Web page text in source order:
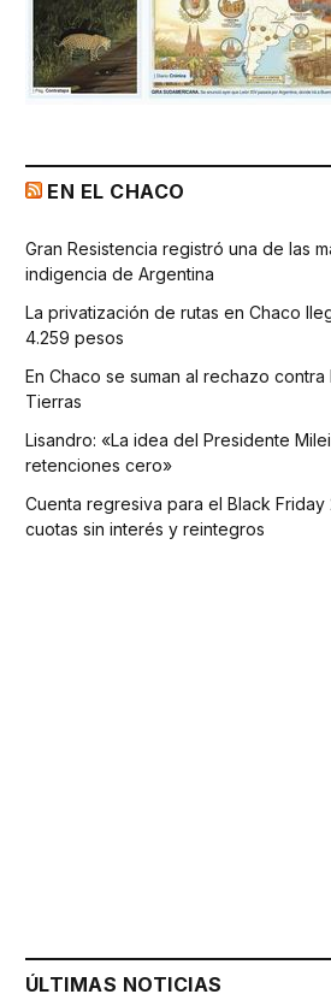
EN EL CHACO
Gran Resistencia registró una de las
indigencia de Argentina
La privatización de rutas en Chaco
4.259 pesos
En Chaco se suman al rechazo
Tierras
Lisandro: «La idea del Presidente
retenciones cero»
Cuenta regresiva para el Black Friday
cuotas sin interés y reintegros
ÚLTIMAS NOTICIAS